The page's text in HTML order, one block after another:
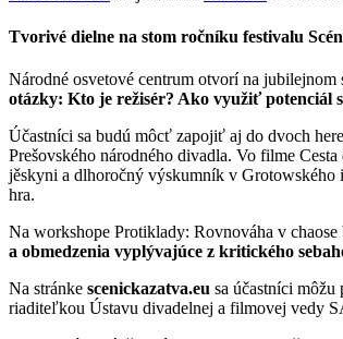
Tvorivé dielne na stom ročníku festivalu
Národné osvetové centrum otvorí na
otázky: Kto je režisér? Ako využiť potenciál
Účastníci sa budú môcť zapojiť aj do dvoch
Prešovského národného divadla. Vo filme
jěskyni a dlhoročný výskumník v Grotowského
hra.
Na workshope Protiklady: Rovnováha v
a obmedzenia vyplývajúce z kritického
Na stránke scenickazatva.eu sa účastníci
riaditeľkou Ústavu divadelnej a filmovej vedy